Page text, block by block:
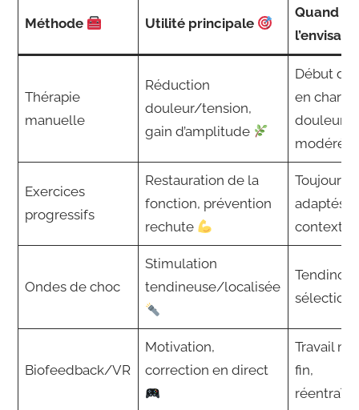
Méthode Utilité principale
Quand
Thérapie
manuelle
Réduction
douleur/tension,
gain d’amplitude
Début de
en
douleur
modérée
Exercices
progressifs
Restauration de la
fonction, prévention
rechute
Toujours,
adaptés
contexte
Ondes de choc
Stimulation
tendineuse/localisée
Biofeedback/VR
Motivation,
correction en direct
Travail
fin,